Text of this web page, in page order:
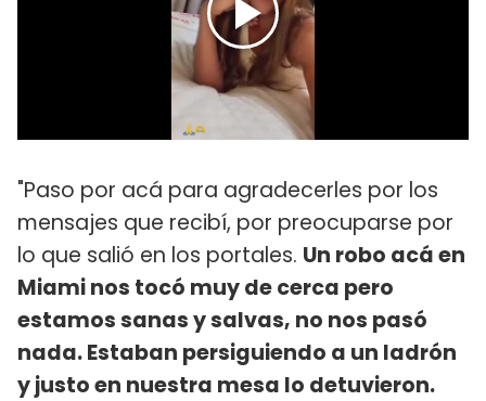
"Paso por acá para agradecerles por los
mensajes que recibí, por preocuparse por
lo que salió en los portales. Un robo acá en
Miami nos tocó muy de cerca pero
estamos sanas y salvas, no nos pasó
nada. Estaban persiguiendo a un ladrón
y justo en nuestra mesa lo detuvieron.